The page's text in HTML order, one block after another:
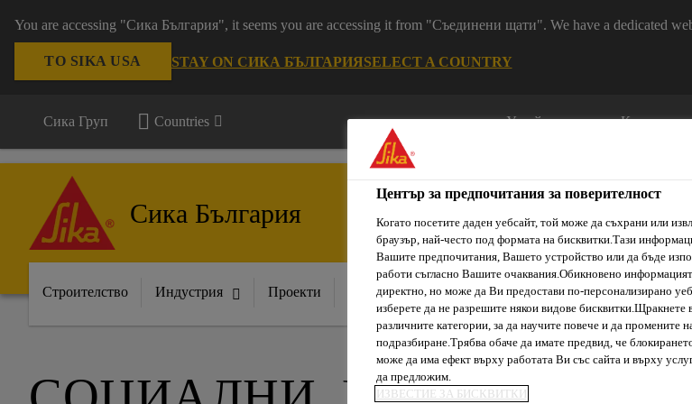
You are accessing "Сика България", it seems you are accessing it from "Съединени щати". We have a dedicated
TO SIKA USA STAY ON СИКА БЪЛГАРИЯSELECT A COUNTRY
Сика Груп Countries Устойчивост Кариери
Сика България
Строителство Индустрия Проекти Документи & Ресурси Услуги и Обучения За
Център за предпочитания за поверителност
Когато посетите даден уебсайт, той може да съхрани или
браузър, най-често под формата на бисквитки.Тази
Вашите предпочитания, Вашето устройство или да бъде
работи съгласно Вашите очаквания.Обикновено
директно, но може да Ви предостави по-персонализирано
изберете да не разрешите някои видове бисквитки.Щракнете
различните категории, за да научите повече и да промените
подразбиране.Трябва обаче да имате предвид, че
може да има ефект върху работата Ви със сайта и върху
да предложим.
ИЗВЕСТИЕ ЗА БИСКВИТКИ